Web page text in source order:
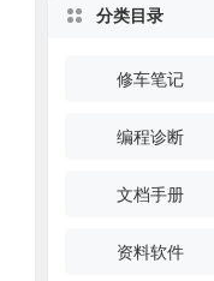
分类目录
修车笔记
编程诊断
文档手册
资料软件